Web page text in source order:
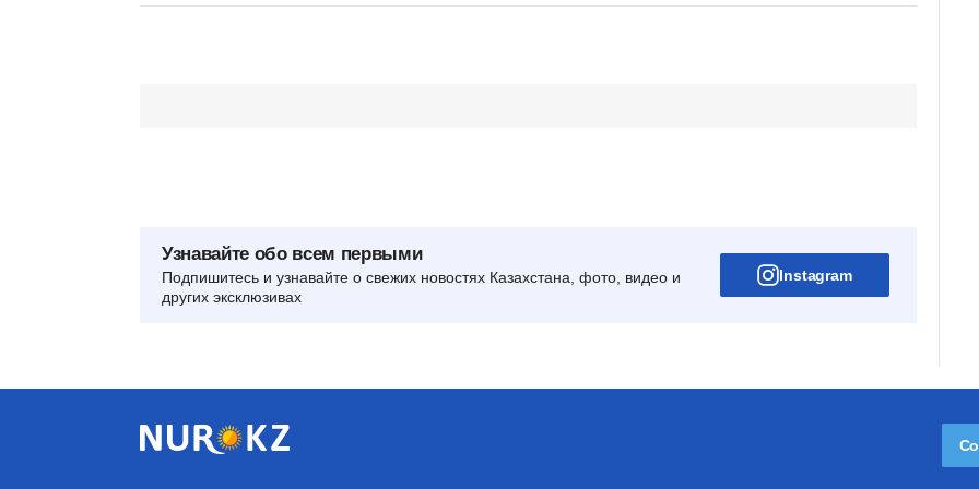
Узнавайте обо всем первыми
Подпишитесь и узнавайте о свежих новостях Казахстана, фото, видео и
других эксклюзивах
Instagram